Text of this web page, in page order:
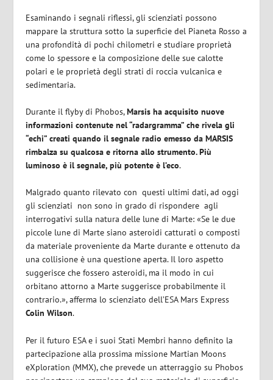
Esaminando i segnali riflessi, gli scienziati possono
mappare la struttura sotto la superficie del Pianeta Rosso a
una profondità di pochi chilometri e studiare proprietà
come lo spessore e la composizione delle sue calotte
polari e le proprietà degli strati di roccia vulcanica e
sedimentaria.
Durante il flyby di Phobos,Marsis ha acquisito nuove
informazioni contenute nel “radargramma” che rivela gli
“echi” creati quando il segnale radio emesso da MARSIS
rimbalza su qualcosa e ritorna allo strumento. Più
luminoso è il segnale, più potente è l’eco.
Malgrado quanto rilevato con questi ultimi dati, ad oggi
gli scienziati non sono in grado di rispondere agli
interrogativi sulla natura delle lune di Marte: «Se le due
piccole lune di Marte siano asteroidi catturati o composti
da materiale proveniente da Marte durante e ottenuto da
una collisione è una questione aperta. Il loro aspetto
suggerisce che fossero asteroidi, ma il modo in cui
orbitano attorno a Marte suggerisce probabilmente il
contrario.», afferma lo scienziato dell’ESA Mars Express
Colin Wilson.
Per il futuro ESA e i suoi Stati Membri hanno definito la
partecipazione alla prossima missione Martian Moons
eXploration (MMX), che prevede un atterraggio su Phobos